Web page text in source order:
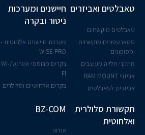
טאבלטים ואביזרים
טאבלטים מוקשחים
סמארטפונים מוקשחים
ומסופונים
מתקני תלייה מעוצבים
אביזרי RAM MOUNT
אביזרים לטאבלטים
חיישנים ומערכות
ניטור ובקרה
מערכת חיישנים אלחוטית -
WISE PRO
בקרים מבוססי אטרנט/WI-
FI
בקרים אלחוטיים וסלולרים
תקשורת סלולרית
ואלחוטית
BZ-COM
אודות